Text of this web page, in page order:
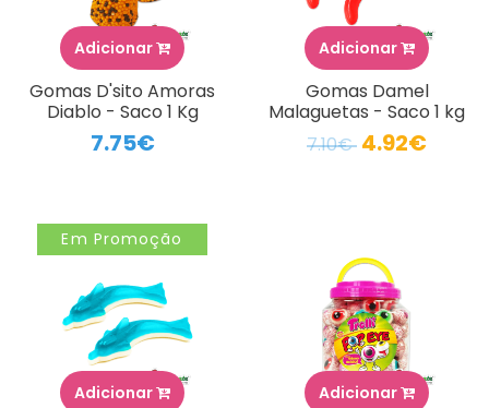
Adicionar
Gomas D'sito Amoras
Diablo - Saco 1 Kg
7.75€
Adicionar
Gomas Damel
Malaguetas - Saco 1 kg
7.10€ 4.92€
Em Promoção
Adicionar Adicionar